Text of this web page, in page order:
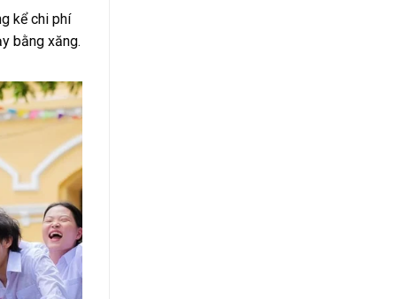
kể chi phí
bằng xăng.